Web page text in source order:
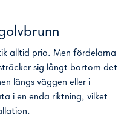
alltid prio. Men fördelarna
sig långt bortom det
längs väggen eller i
i en enda riktning, vilket